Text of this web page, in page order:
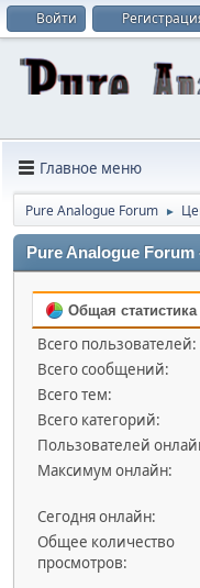
Войти
Главное меню
Pure Analogue Forum ►
Pure Analogue Forum
Общая статистика
Всего пользователей:
Всего сообщений:
Всего тем:
Всего категорий:
Пользователей
Максимум онлайн:
Сегодня онлайн:
Общее количество
просмотров: